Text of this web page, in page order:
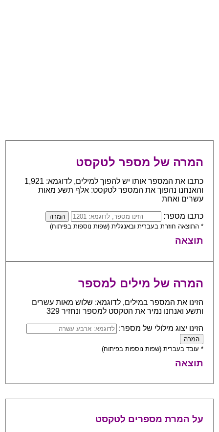
המרה של מספר לטקסט
כתבו את המספר אותו יש להפוך למילים, לדוגמא: 1,921
והאנחנו נהפוך את המספר לטקסט: אלף תשע מאות
עשרים ואחת
כתבו מספר:
* התוצאה חוזרת בעברית ובאנגלית (שפות נוספות בפיתוח)
תוצאה
המרה של מילים למספר
הזינו את המספר במילים, לדוגמא: שלוש מאות עשרים
ותשע ואנחנו נמיר את הטקסט למספר ונחזיר 329
הזינו יצוג מילולי של מספר:
* עובד בעברית (שפות נוספות בפיתוח)
תוצאה
על המרת מספרים לטקסט